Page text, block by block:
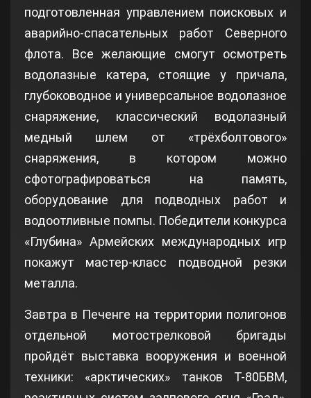
подготовленная управлением поисковых и
аварийно-спасательных работ Северного
флота. Все желающие смогут осмотреть
водолазные катера, стоящие у причала,
глубоководное и универсальное водолазное
снаряжение, классический водолазный
медный шлем от «трёхболтового»
снаряжения, в котором можно
сфотографироваться на память,
оборудование для подводных работ и
водоотливные помпы. Победители конкурса
«Глубина» Армейских международных игр
покажут мастер-класс подводной резки
металла.
Завтра в Печенге на территории полигонов
отдельной мотострелковой бригады
пройдёт выставка вооружения и военной
техники: «арктических» танков Т-80БВМ,